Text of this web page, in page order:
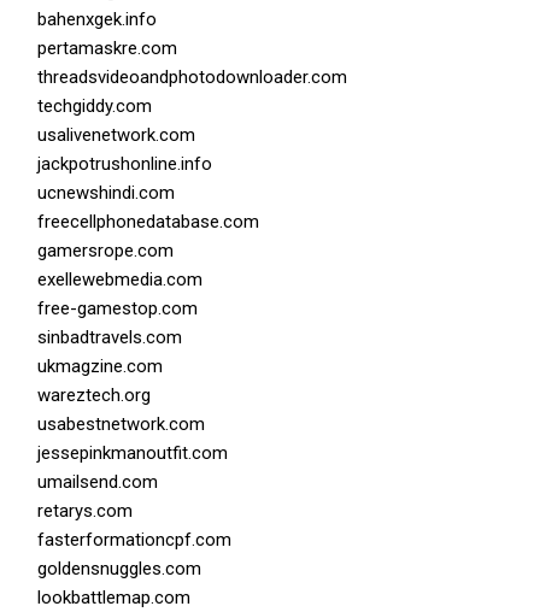
bahenxgek.info
pertamaskre.com
threadsvideoandphotodownloader.com
techgiddy.com
usalivenetwork.com
jackpotrushonline.info
ucnewshindi.com
freecellphonedatabase.com
gamersrope.com
exellewebmedia.com
free-gamestop.com
sinbadtravels.com
ukmagzine.com
wareztech.org
usabestnetwork.com
jessepinkmanoutfit.com
umailsend.com
retarys.com
fasterformationcpf.com
goldensnuggles.com
lookbattlemap.com